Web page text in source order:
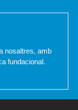
nosaltres, amb
fundacional.